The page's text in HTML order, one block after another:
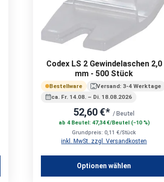
Codex LS 2 Gewindelaschen 2,0
mm - 500 Stück
Bestellware
Versand: 3-4 Werktage
ca. Fr. 14.08. – Di. 18.08.2026
52,60 €* / Beutel
ab 4 Beutel: 47,34 €/Beutel (−10 %)
Grundpreis: 0,11 €/Stück
inkl. MwSt. zzgl. Versandkosten
Optionen wählen